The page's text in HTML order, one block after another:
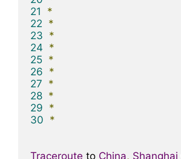
21
*
22 *
23 *
24 *
25 *
26 *
27 *
28 *
29 *
30 *
Traceroute to China, Shanghai